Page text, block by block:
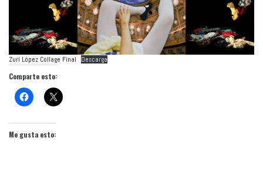
Zuri López Collage Final Descarga
Comparte esto:
Me gusta esto: